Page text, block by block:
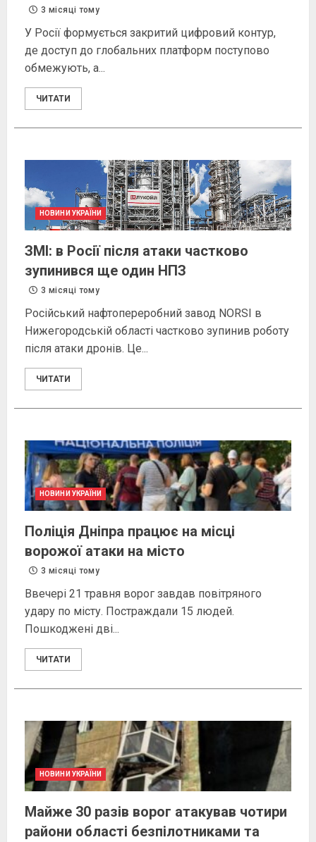
3 місяці тому
У Росії формується закритий цифровий контур,
де доступ до глобальних платформ поступово
обмежують, а...
ЧИТАТИ
НОВИНИ УКРАЇНИ
ЗМІ: в Росії після атаки частково
зупинився ще один НПЗ
3 місяці тому
Російський нафтопереробний завод NORSI в
Нижегородській області частково зупинив роботу
після атаки дронів. Це...
ЧИТАТИ
НОВИНИ УКРАЇНИ
Поліція Дніпра працює на місці
ворожої атаки на місто
3 місяці тому
Ввечері 21 травня ворог завдав повітряного
удару по місту. Постраждали 15 людей.
Пошкоджені дві...
ЧИТАТИ
НОВИНИ УКРАЇНИ
Майже 30 разів ворог атакував чотири
райони області безпілотниками та